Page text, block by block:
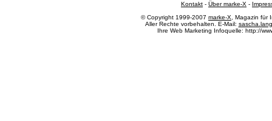
Kontakt - Über marke-X -
© Copyright 1999-2007 marke-X , Magazin für
Aller Rechte vorbehalten. E-Mail:
Ihre Web Marketing Infoquelle: http://